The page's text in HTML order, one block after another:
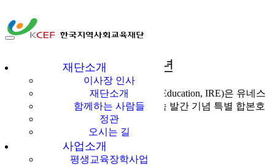
한국지역사회교육
재단
재단소개
이사장 인사
재단소개
함께하는 사람들
정관
오시는 길
사업소개
평생교육장학사업
다같이多가치
국제교육비평 출간 70주년
국제교육비평(International Review of Education, IRE)은 유네스
코(UNESCO)의 후원으로 70년간 지속 발간 기념 특별 합본호
(double special issue)를 출판했다.